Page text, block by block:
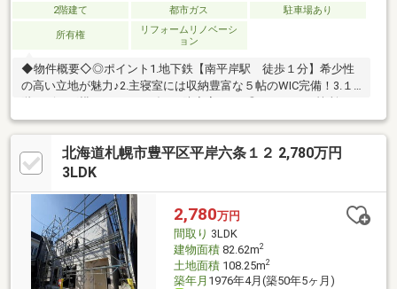
2階建て 都市ガス 駐車場あり
所有権
リフォームリノベーシ
ョン
◆物件概要◇◎ポイント1.地下鉄【南平岸駅 徒歩１分】希少性
の高い立地が魅力♪2.主寝室には収納豊富な５帖のWIC完備！3.１
階リビング横にフルオーダーの防音室あり♪◎リフォーム箇所・リ
ビングダイニング、天井壁クロス張替え・1階洗面化粧台交換・ト
イレ横洗面回りクロス張替え◆室内設備・1Ｆ、２Ｆ温水洗浄便
座あり・窓付きユニットバス・１階納戸に防音室設置（カワイ社
製ナサール防音室）・2Ｆ主寝室に５帖のWICあり◎周辺施設・ス
分）土日の内覧会、平日の夜やオンラインでのご相談も大歓迎で
す。
北海道札幌市豊平区平岸六条１２ 2,780万円
3LDK
2,780万円
間取り 3LDK
建物面積82.62m2
土地面積108.25m2
築年月 1976年4月(築50年5ヶ月)